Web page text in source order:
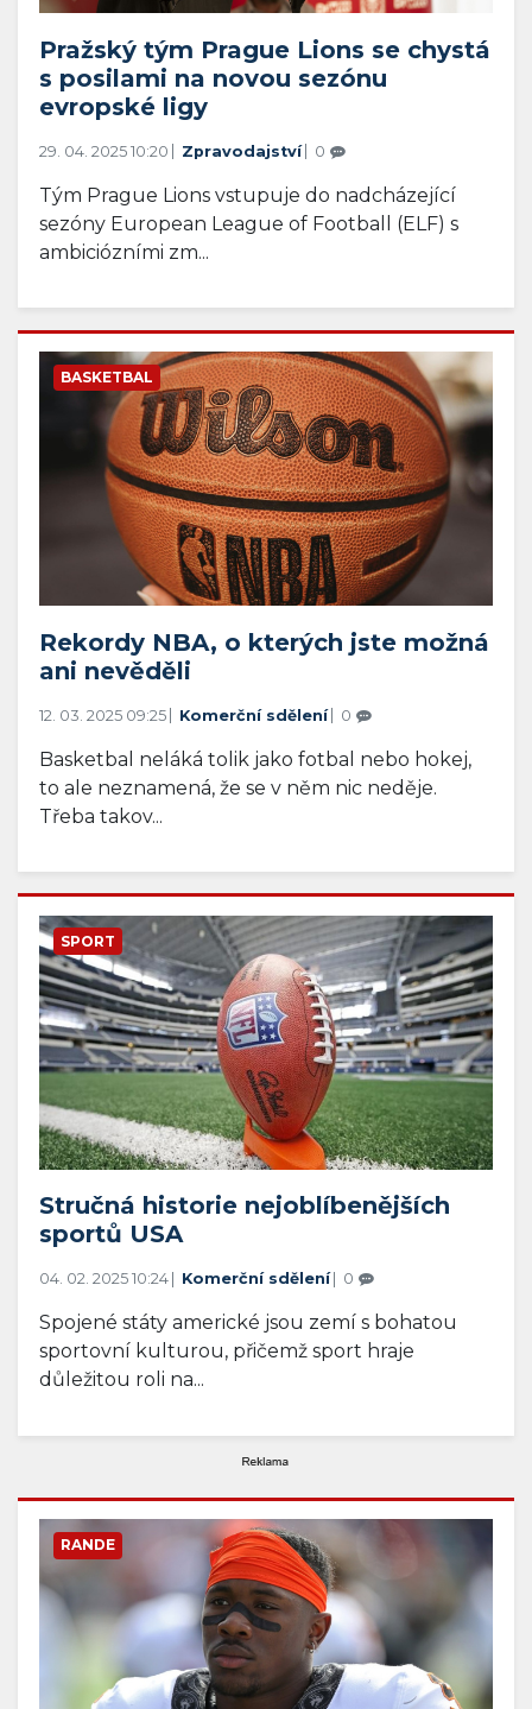
Pražský tým Prague Lions se chystá
s posilami na novou sezónu
evropské ligy
29. 04. 2025 10:20 Zpravodajství 0
Tým Prague Lions vstupuje do nadcházející
sezóny European League of Football (ELF) s
ambiciózními zm...
BASKETBAL
Rekordy NBA, o kterých jste možná
ani nevěděli
12. 03. 2025 09:25 Komerční sdělení 0
Basketbal neláká tolik jako fotbal nebo hokej,
to ale neznamená, že se v něm nic neděje.
Třeba takov...
SPORT
Stručná historie nejoblíbenějších
sportů USA
04. 02. 2025 10:24 Komerční sdělení 0
Spojené státy americké jsou zemí s bohatou
sportovní kulturou, přičemž sport hraje
důležitou roli na...
RANDE